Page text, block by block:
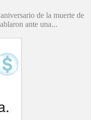
de la muerte de
ante una...